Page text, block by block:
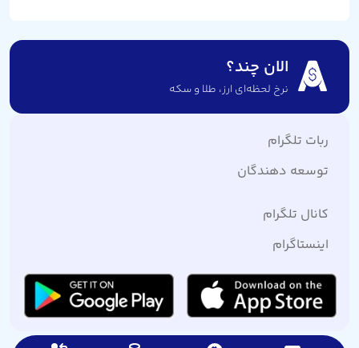
الان چند؟
نرخ لحظه‌ای ارز،‌ طلا و سکه
ربات تلگرام
توسعه دهندگان
کانال تلگرام
اینستاگرام